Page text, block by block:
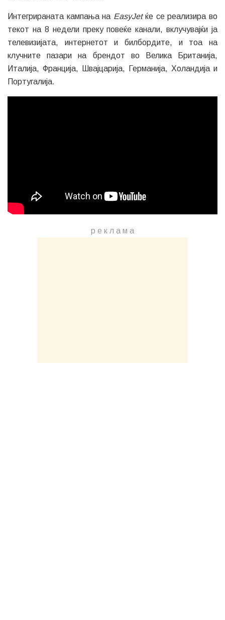
Интегрираната кампања на EasyJetќе се реализира во
текот на 8 недели преку повеќе канали, вклучувајќи ја
телевизијата, интернетот и билбордите, и тоа на
клучните пазари на брендот во Велика Британија,
Италија, Франција, Швајцарија, Германија, Холандија и
Португалија.
р е к л а м a